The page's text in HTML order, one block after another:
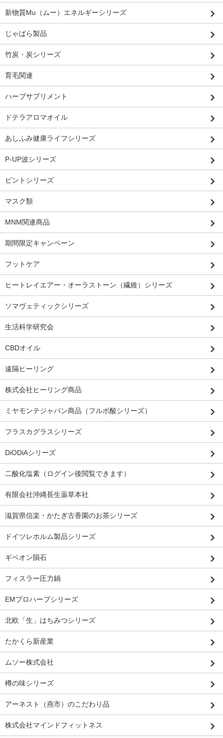
新物質Mu（ムー）エネルギーシリーズ
じゃばら製品
竹炭・炭シリーズ
育毛関連
ハーブサプリメント
ドテラアロマオイル
あしふみ健康ライフシリーズ
P-UP波シリーズ
ピントシリーズ
マスク類
MNM関連商品
期間限定キャンペーン
フットケア
ヒートレイエアー・オーラストーン（繊維）シリーズ
ソマヴェティックシリーズ
生活科学研究会
CBDオイル
遠隔ヒーリング
株式会社ヒーリング商品
ミヤモンテジャパン商品（フルボ酸シリーズ）
フラスカグラスシリーズ
DiODiAシリーズ
二酸化塩素（ログイン後閲覧できます）
有限会社沖縄長生薬草本社
滋賀県信楽・かたぎ古香園のお茶シリーズ
ドイツレホルム製品シリーズ
ギベオン隕石
フィスラー圧力鍋
EMプロハーブシリーズ
北欧「生」はちみつシリーズ
たかくら新産業
ムソー株式会社
樽の味シリーズ
アーネスト（燕市）のこだわり品
株式会社マインドフィットネス